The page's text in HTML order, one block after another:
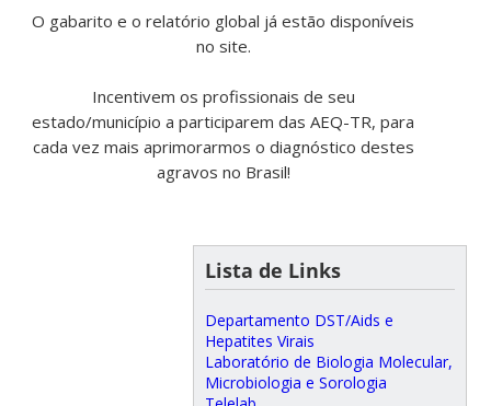
O gabarito e o relatório global já estão disponíveis
no site.
Incentivem os profissionais de seu
estado/município a participarem das AEQ-TR, para
cada vez mais aprimorarmos o diagnóstico destes
agravos no Brasil!
Lista de Links
Departamento DST/Aids e
Hepatites Virais
Laboratório de Biologia Molecular,
Microbiologia e Sorologia